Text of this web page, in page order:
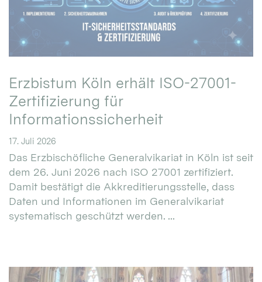
Erzbistum Köln erhält ISO-27001-
Zertifizierung für
Informationssicherheit
17. Juli 2026
Das Erzbischöfliche Generalvikariat in Köln ist seit
dem 26. Juni 2026 nach ISO 27001 zertifiziert.
Damit bestätigt die Akkreditierungsstelle, dass
Daten und Informationen im Generalvikariat
systematisch geschützt werden. ...